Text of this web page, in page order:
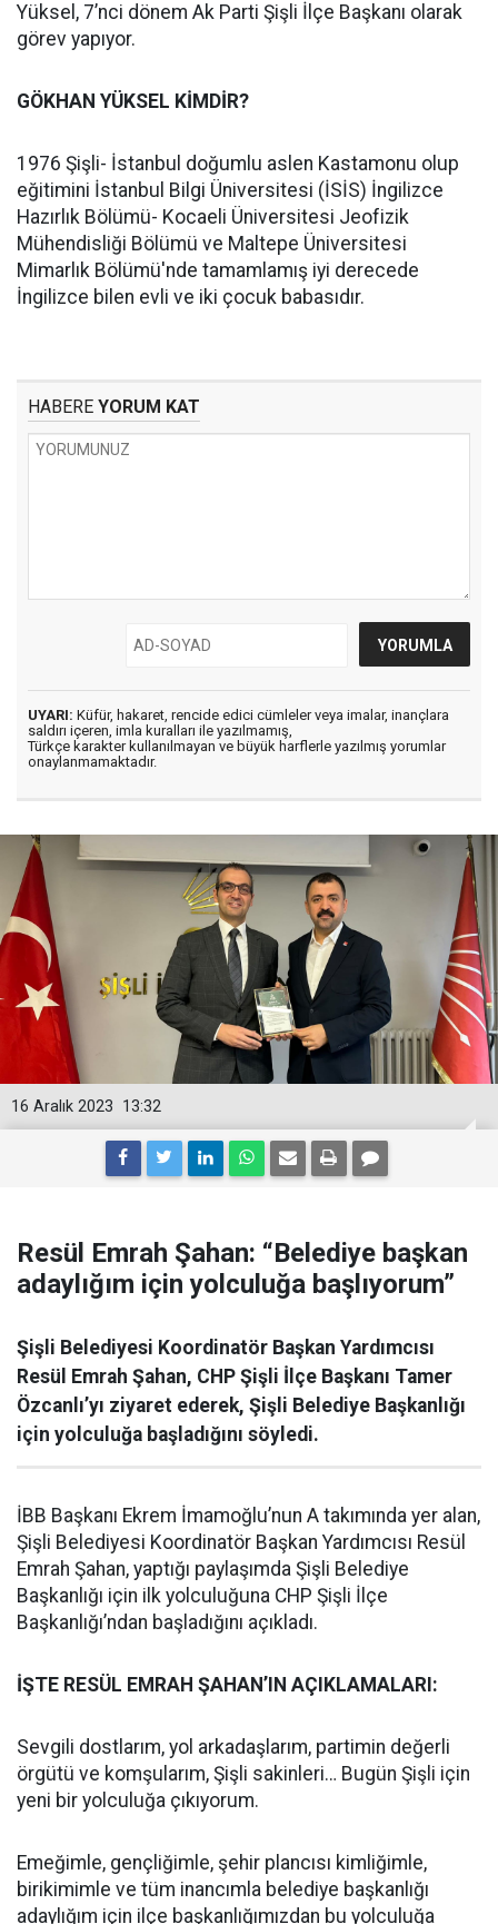
Yüksel, 7’nci dönem Ak Parti Şişli İlçe Başkanı olarak
görev yapıyor.
GÖKHAN YÜKSEL KİMDİR?
1976 Şişli- İstanbul doğumlu aslen Kastamonu olup
eğitimini İstanbul Bilgi Üniversitesi (İSİS) İngilizce
Hazırlık Bölümü- Kocaeli Üniversitesi Jeofizik
Mühendisliği Bölümü ve Maltepe Üniversitesi
Mimarlık Bölümü'nde tamamlamış iyi derecede
İngilizce bilen evli ve iki çocuk babasıdır.
HABERE YORUM KAT
UYARI: Küfür, hakaret, rencide edici cümleler veya imalar, inançlara
saldırı içeren, imla kuralları ile yazılmamış,
Türkçe karakter kullanılmayan ve büyük harflerle yazılmış yorumlar
onaylanmamaktadır.
13:32
16 Aralık 2023
Resül Emrah Şahan: “Belediye başkan
adaylığım için yolculuğa başlıyorum”
Şişli Belediyesi Koordinatör Başkan Yardımcısı
Resül Emrah Şahan, CHP Şişli İlçe Başkanı Tamer
Özcanlı’yı ziyaret ederek, Şişli Belediye Başkanlığı
için yolculuğa başladığını söyledi.
İBB Başkanı Ekrem İmamoğlu’nun A takımında yer alan,
Şişli Belediyesi Koordinatör Başkan Yardımcısı Resül
Emrah Şahan, yaptığı paylaşımda Şişli Belediye
Başkanlığı için ilk yolculuğuna CHP Şişli İlçe
Başkanlığı’ndan başladığını açıkladı.
İŞTE RESÜL EMRAH ŞAHAN’IN AÇIKLAMALARI:
Sevgili dostlarım, yol arkadaşlarım, partimin değerli
örgütü ve komşularım, Şişli sakinleri… Bugün Şişli için
yeni bir yolculuğa çıkıyorum.
Emeğimle, gençliğimle, şehir plancısı kimliğimle,
birikimimle ve tüm inancımla belediye başkanlığı
adaylığım için ilçe başkanlığımızdan bu yolculuğa